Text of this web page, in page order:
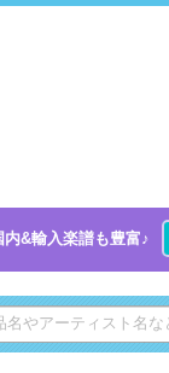
内&輸入楽譜も豊富♪